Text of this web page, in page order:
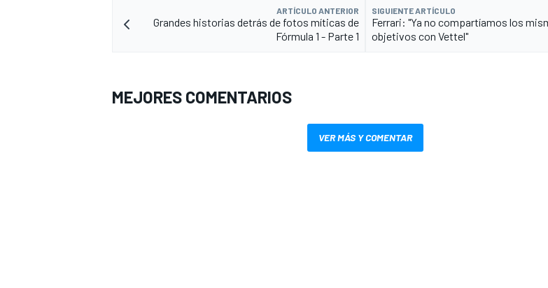
ARTÍCULO ANTERIOR
Grandes historias detrás de fotos míticas de
Fórmula 1 - Parte 1
SIGUIENTE ARTÍCULO
Ferrari: "Ya no compartíamos los
objetivos con Vettel"
MEJORES COMENTARIOS
VER MÁS Y COMENTAR